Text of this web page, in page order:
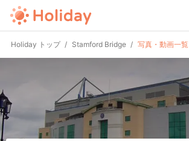
Holiday トップ Stamford Bridge 写真・動画一覧